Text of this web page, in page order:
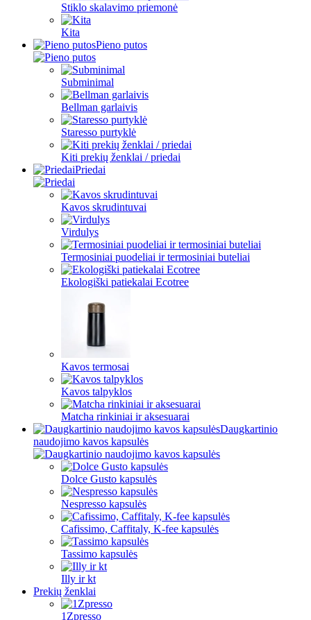
Stiklo skalavimo priemonė
Kita
Pieno putos
Subminimal
Bellman garlaivis
Staresso purtyklė
Kiti prekių ženklai / priedai
Priedai
Kavos skrudintuvai
Virdulys
Termosiniai puodeliai ir termosiniai buteliai
Ekologiški patiekalai Ecotree
Kavos termosai
Kavos talpyklos
Matcha rinkiniai ir aksesuarai
Daugkartinio
naudojimo kavos kapsulės
Dolce Gusto kapsulės
Nespresso kapsulės
Cafissimo, Caffitaly, K-fee kapsulės
Tassimo kapsulės
Illy ir kt
Prekių ženklai
1Zpresso